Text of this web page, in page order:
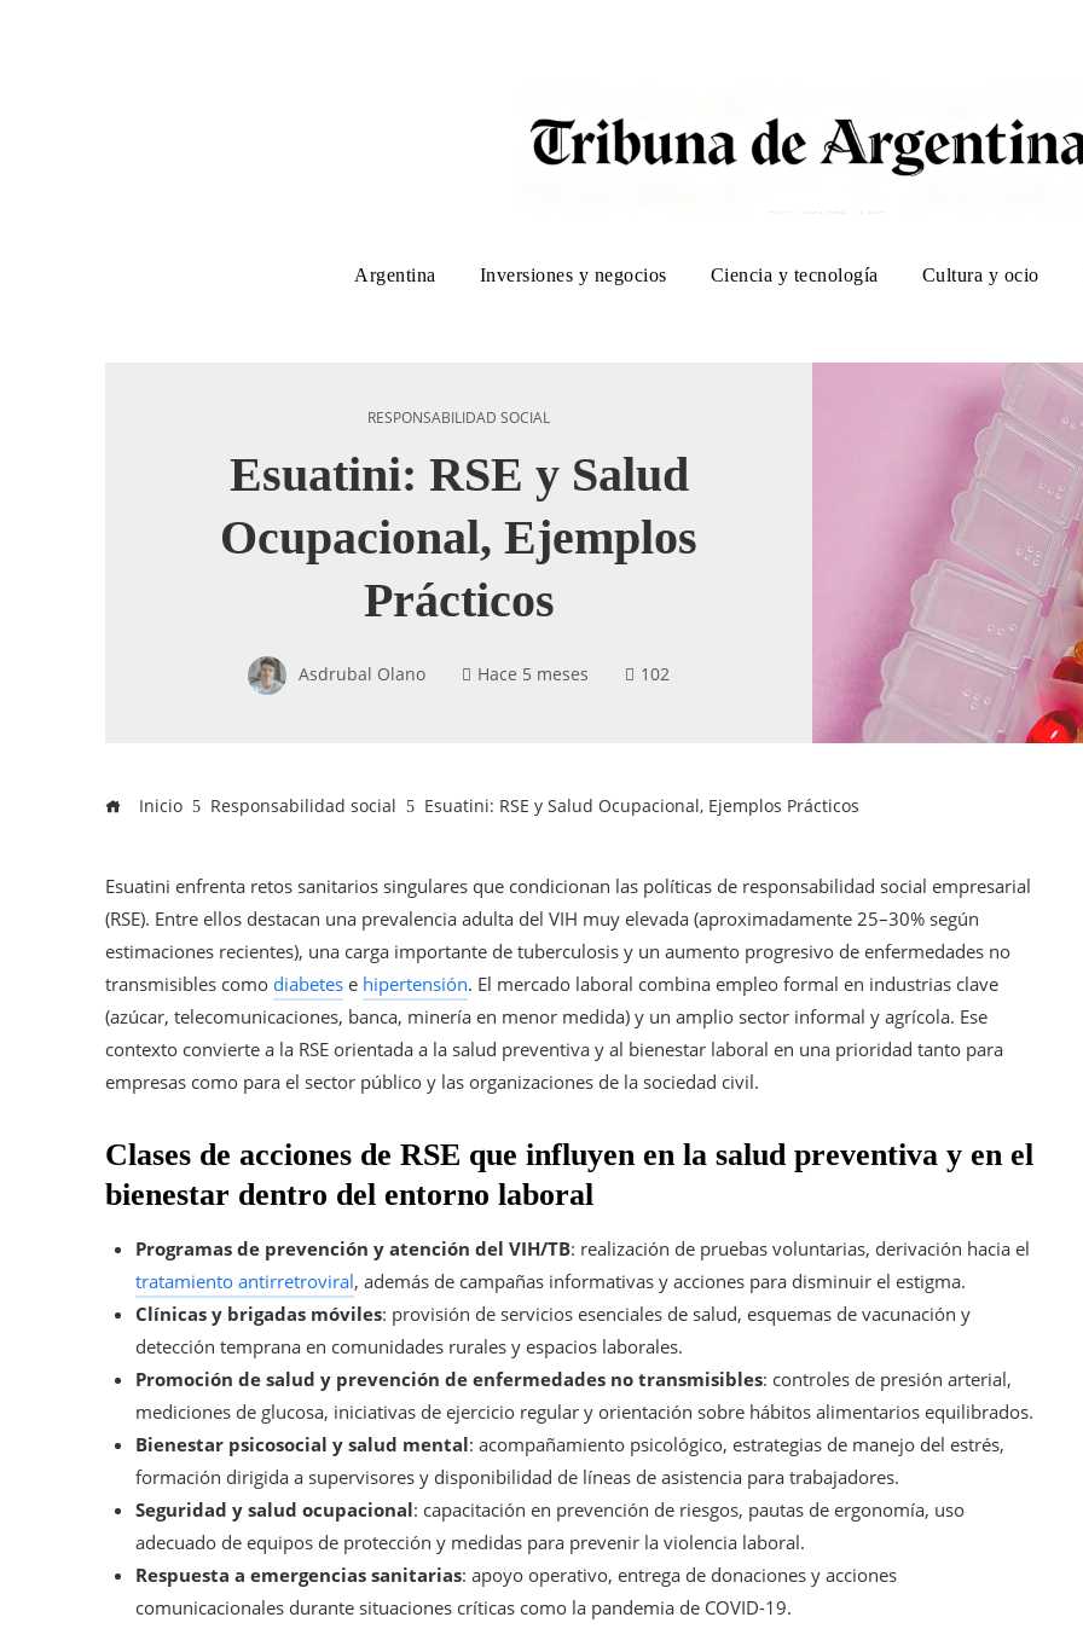
Argentina Inversiones y negocios Ciencia y tecnología Cultura y ocio
RESPONSABILIDAD SOCIAL
Esuatini: RSE y Salud
Ocupacional, Ejemplos
Prácticos
Asdrubal Olano Hace 5 meses 102
Inicio Responsabilidad social Esuatini: RSE y Salud Ocupacional, Ejemplos Prácticos
Esuatini enfrenta retos sanitarios singulares que condicionan las políticas de responsabilidad social empresarial
(RSE). Entre ellos destacan una prevalencia adulta del VIH muy elevada (aproximadamente 25–30% según
estimaciones recientes), una carga importante de tuberculosis y un aumento progresivo de enfermedades no
transmisibles como diabetes e hipertensión. El mercado laboral combina empleo formal en industrias clave
(azúcar, telecomunicaciones, banca, minería en menor medida) y un amplio sector informal y agrícola. Ese
contexto convierte a la RSE orientada a la salud preventiva y al bienestar laboral en una prioridad tanto para
empresas como para el sector público y las organizaciones de la sociedad civil.
Clases de acciones de RSE que influyen en la salud preventiva y en el
bienestar dentro del entorno laboral
Programas de prevención y atención del VIH/TB: realización de pruebas voluntarias, derivación hacia el
tratamiento antirretroviral, además de campañas informativas y acciones para disminuir el estigma.
Clínicas y brigadas móviles: provisión de servicios esenciales de salud, esquemas de vacunación y
detección temprana en comunidades rurales y espacios laborales.
Promoción de salud y prevención de enfermedades no transmisibles: controles de presión arterial,
mediciones de glucosa, iniciativas de ejercicio regular y orientación sobre hábitos alimentarios equilibrados.
Bienestar psicosocial y salud mental: acompañamiento psicológico, estrategias de manejo del estrés,
formación dirigida a supervisores y disponibilidad de líneas de asistencia para trabajadores.
Seguridad y salud ocupacional: capacitación en prevención de riesgos, pautas de ergonomía, uso
adecuado de equipos de protección y medidas para prevenir la violencia laboral.
Respuesta a emergencias sanitarias: apoyo operativo, entrega de donaciones y acciones
comunicacionales durante situaciones críticas como la pandemia de COVID-19.